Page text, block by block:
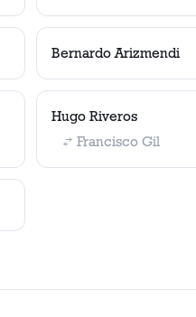
Bernardo Arizmendi
Hugo Riveros
Francisco Gil